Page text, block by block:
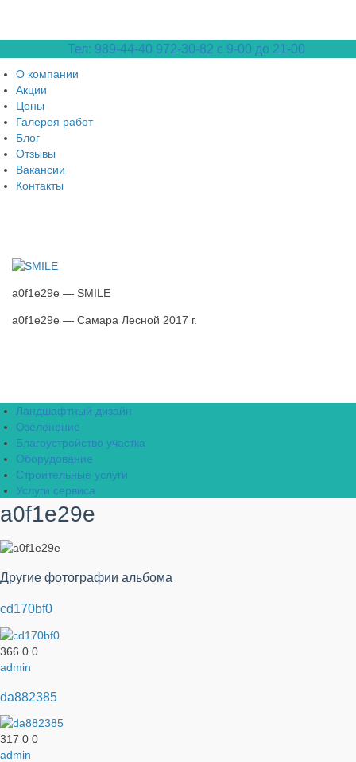
Тел: 989-44-40 972-30-82 с 9-00 до 21-00
О компании
Акции
Цены
Галерея работ
Блог
Отзывы
Вакансии
Контакты
a0f1e29e — SMILE
a0f1e29e — Самара Лесной 2017 г.
Ландшафтный дизайн
Озеленение
Благоустройство участка
Оборудование
Строительные услуги
Услуги сервиса
a0f1e29e
Другие фотографии альбома
cd170bf0
366 0 0
admin
da882385
317 0 0
admin